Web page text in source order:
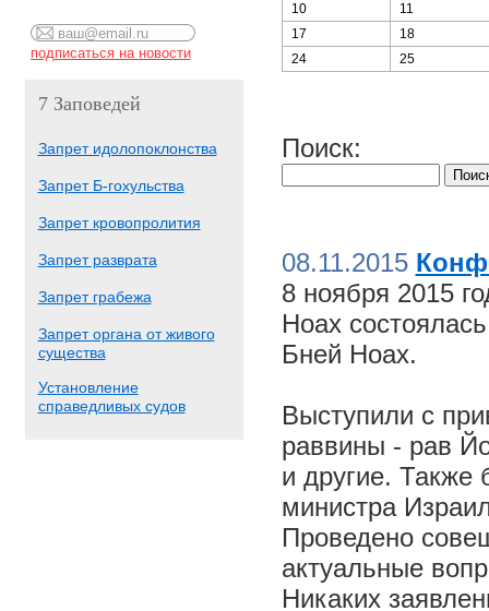
7 Заповедей
Запрет идолопоклонства
Запрет Б-гохульства
Запрет кровопролития
Запрет разврата
Запрет грабежа
Запрет органа от живого
существа
Установление
справедливых судов
10
11
17
18
24
25
Поиск:
08.11.2015
8 ноября 2015
Ноах
Бней Ноах.
Выступили с
раввины - рав
и другие. Также
министра
Проведено
актуальные
Никаких